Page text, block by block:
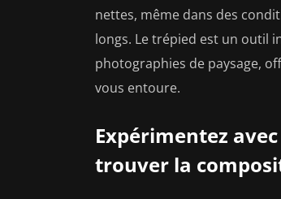
nettes, même dans des
longs. Le trépied est un outil
photographies de paysage,
vous entoure.
Expérimentez
trouver la